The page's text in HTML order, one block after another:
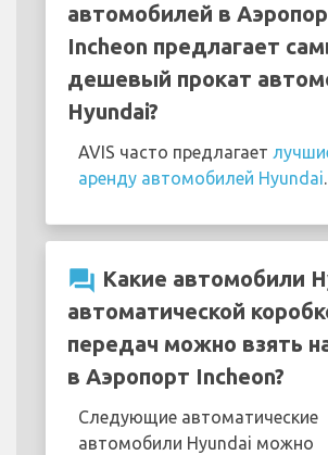
автомобилей в
Incheon предлагает
дешевый прокат
Hyundai?
AVIS часто предлагает
аренду автомобилей Hyundai.
question_answer Какие автомобили
автоматической
передач можно взять
в Аэропорт Incheon?
Следующие автоматические
автомобили Hyundai можно